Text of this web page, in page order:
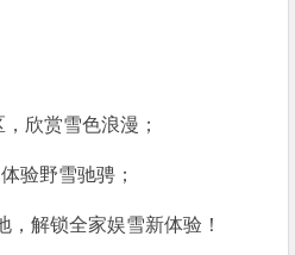
欣赏雪色浪漫；
验野雪驰骋；
，解锁全家娱雪新体验！